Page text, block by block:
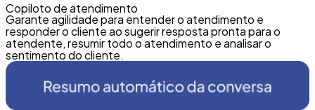
Copiloto de atendimento
Garante agilidade para entender o atendimento e
responder o cliente ao sugerir resposta pronta para o
atendente, resumir todo o atendimento e analisar o
sentimento do cliente.